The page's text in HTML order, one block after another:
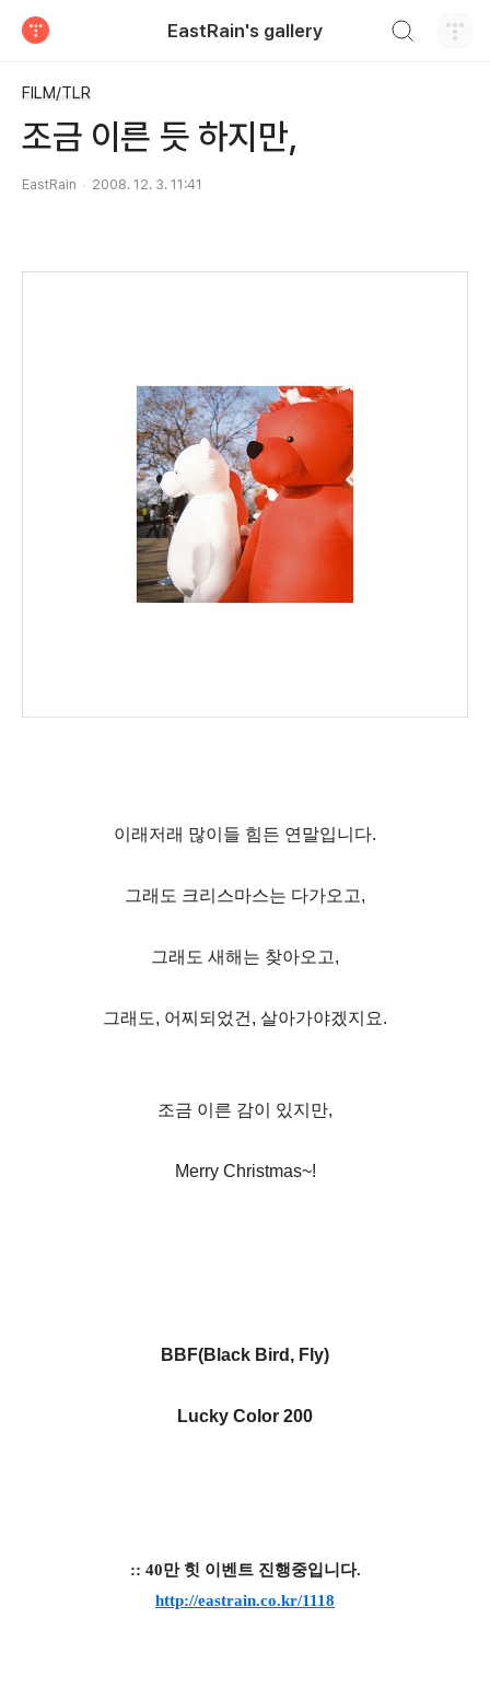
EastRain's gallery
FILM/TLR
조금 이른 듯 하지만,
EastRain 2008. 12. 3. 11:41
이래저래 많이들 힘든 연말입니다.
그래도 크리스마스는 다가오고,
그래도 새해는 찾아오고,
그래도, 어찌되었건, 살아가야겠지요.
조금 이른 감이 있지만,
Merry Christmas~!
BBF(Black Bird, Fly)
Lucky Color 200
:: 40만 힛 이벤트 진행중입니다.
http://eastrain.co.kr/1118